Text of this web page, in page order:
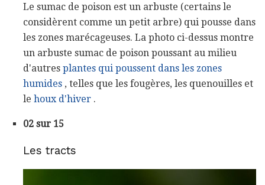
Le sumac de poison est un arbuste (certains le
considèrent comme un petit arbre) qui pousse dans
les zones marécageuses. La photo ci-dessus montre
un arbuste sumac de poison poussant au milieu
d'autres plantes qui poussent dans les zones
humides , telles que les fougères, les quenouilles et
le houx d'hiver .
02 sur 15
Les tracts